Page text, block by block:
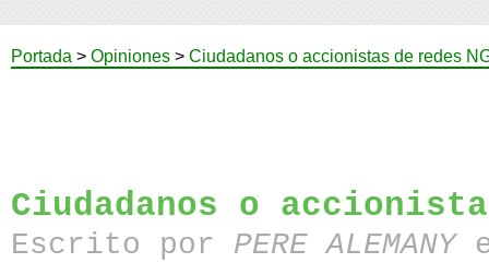
Portada > Opiniones > Ciudadanos o accionistas de redes
Ciudadanos o
Escrito por PERE ALEMANY